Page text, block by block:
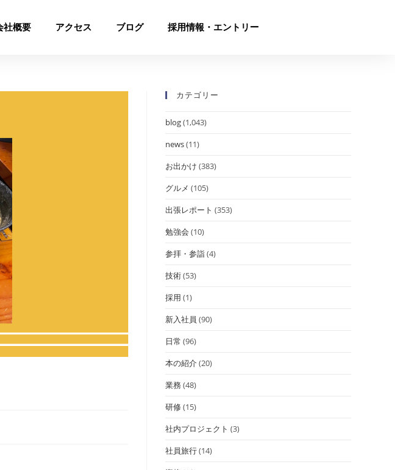
社概要 アクセス ブログ 採用情報・エントリー
カテゴリー
blog(1,043)
news(11)
お出かけ (383)
グルメ (105)
出張レポート (353)
勉強会 (10)
参拝・参詣(4)
技術(53)
採用 (1)
新入社員 (90)
日常 (96)
本の紹介(20)
業務(48)
研修(15)
社内プロジェクト (3)
社員旅行(14)